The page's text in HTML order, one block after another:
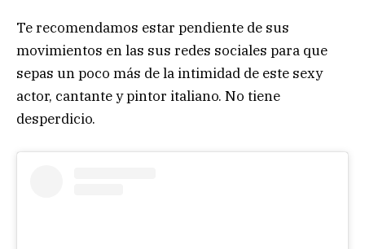
Te recomendamos estar pendiente de sus
movimientos en las sus redes sociales para que
sepas un poco más de la intimidad de este sexy
actor, cantante y pintor italiano. No tiene
desperdicio.